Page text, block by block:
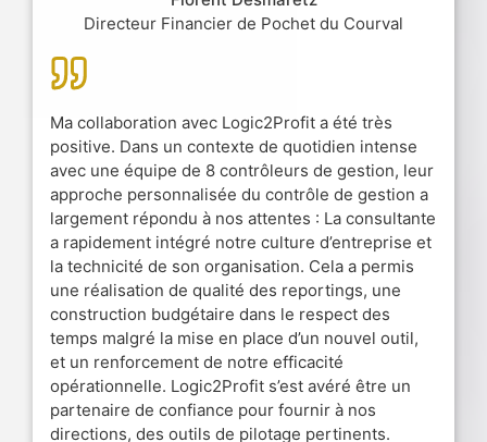
Directeur Financier de Pochet du Courval
Ma collaboration avec Logic2Profit a été très
positive. Dans un contexte de quotidien intense
avec une équipe de 8 contrôleurs de gestion, leur
approche personnalisée du contrôle de gestion a
largement répondu à nos attentes : La consultante
a rapidement intégré notre culture d’entreprise et
la technicité de son organisation. Cela a permis
une réalisation de qualité des reportings, une
construction budgétaire dans le respect des
temps malgré la mise en place d’un nouvel outil,
et un renforcement de notre efficacité
opérationnelle. Logic2Profit s’est avéré être un
partenaire de confiance pour fournir à nos
directions, des outils de pilotage pertinents.